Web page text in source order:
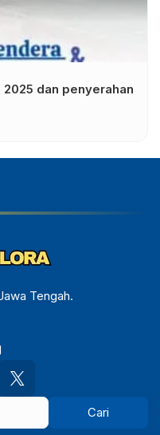
dan penyerahan
Tengah.